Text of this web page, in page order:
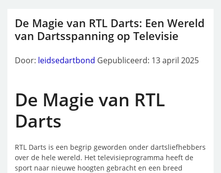
De Magie van RTL Darts: Een Wereld
van Dartsspanning op Televisie
Door: leidsedartbond Gepubliceerd: 13 april 2025
De Magie van RTL
Darts
RTL Darts is een begrip geworden onder dartsliefhebbers
over de hele wereld. Het televisieprogramma heeft de
sport naar nieuwe hoogten gebracht en een breed